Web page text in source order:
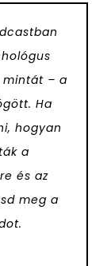
– a
Ha
hogyan
a
és az
meg a